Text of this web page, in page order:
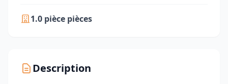
1.0 pièce pièces
Description